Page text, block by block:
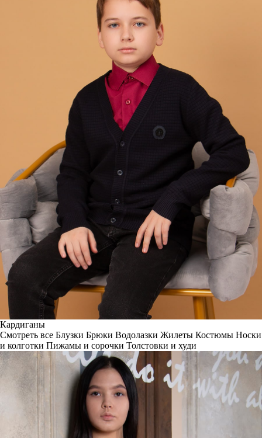
Кардиганы
Смотреть все Блузки Брюки Водолазки Жилеты Костюмы Носки
и колготки Пижамы и сорочки Толстовки и худи